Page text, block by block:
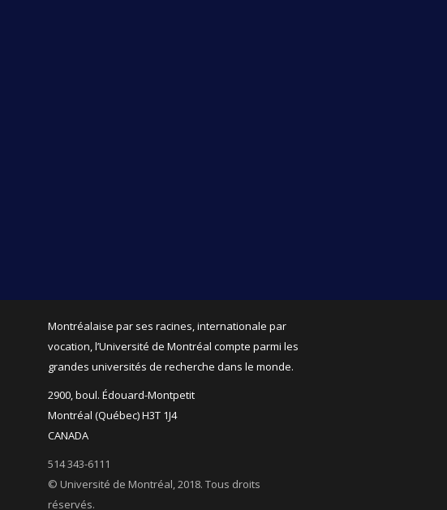
Montréalaise par ses racines, internationale par
vocation, l’Université de Montréal compte parmi les
grandes universités de recherche dans le monde.
2900, boul. Édouard-Montpetit
Montréal (Québec) H3T 1J4
CANADA
514 343-6111
© Université de Montréal, 2018. Tous droits
réservés.